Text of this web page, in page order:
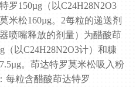
罗150µg（以C24H28N2O3
米松160µg。2每粒的递送剂
喷嘴释放的剂量）为醋酸茚
（以C24H28N2O3计）和糠
。茚达特罗莫米松吸入粉
每粒含醋酸茚达特罗